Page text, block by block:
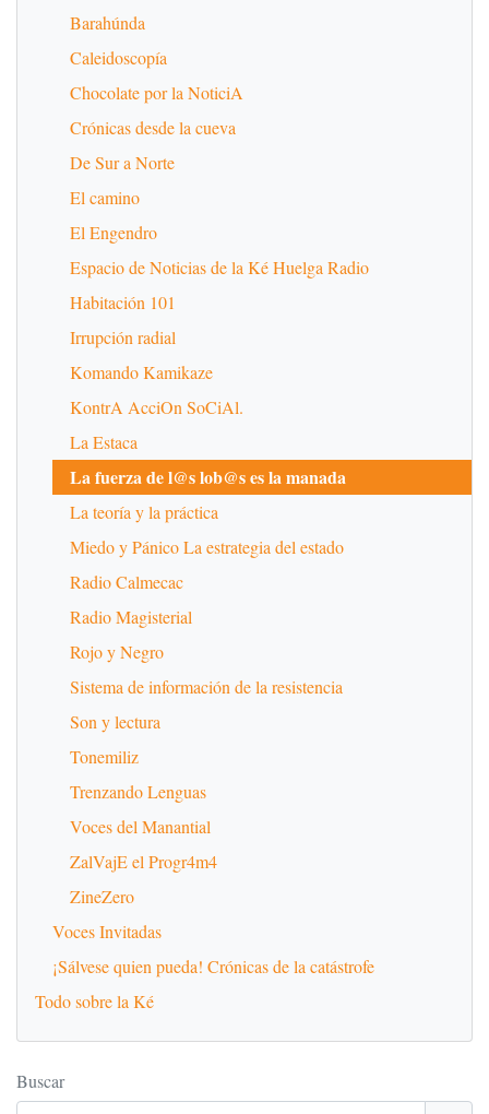
Barahúnda
Caleidoscopía
Chocolate por la NoticiA
Crónicas desde la cueva
De Sur a Norte
El camino
El Engendro
Espacio de Noticias de la Ké Huelga Radio
Habitación 101
Irrupción radial
Komando Kamikaze
KontrA AcciOn SoCiAl.
La Estaca
La fuerza de l@s lob@s es la manada
La teoría y la práctica
Miedo y Pánico La estrategia del estado
Radio Calmecac
Radio Magisterial
Rojo y Negro
Sistema de información de la resistencia
Son y lectura
Tonemiliz
Trenzando Lenguas
Voces del Manantial
ZalVajE el Progr4m4
ZineZero
Voces Invitadas
¡Sálvese quien pueda! Crónicas de la catástrofe
Todo sobre la Ké
Buscar